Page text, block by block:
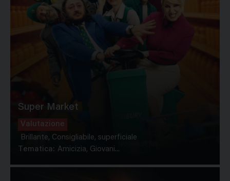
Super Market
Valutazione
Brillante, Consigliabile, superficiale
Tematica: Amicizia, Giovani...